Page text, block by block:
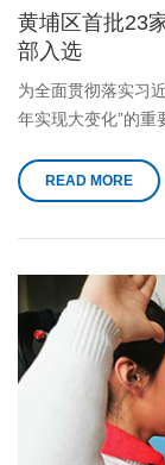
黄埔区首批23
部入选
为全面贯彻落实习
年实现大变化”的重
业务精的中小企业
立业的热情，特举
雁”培训示范班。
READ MORE